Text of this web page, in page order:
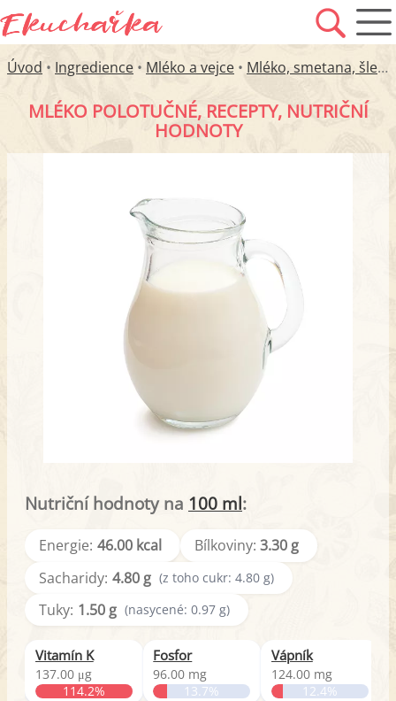
Úvod • Ingredience • Mléko a vejce • Mléko, smetana, šlehačka
MLÉKO POLOTUČNÉ, RECEPTY, NUTRIČNÍ
HODNOTY
Nutriční hodnoty na 100 ml:
Energie: 46.00 kcal Bílkoviny: 3.30 g
Sacharidy: 4.80 g (z toho cukr: 4.80 g)
Tuky: 1.50 g (nasycené: 0.97 g)
Vitamín K
137.00 μg
114.2%
Fosfor
96.00 mg
13.7%
Vápník
124.00 mg
12.4%